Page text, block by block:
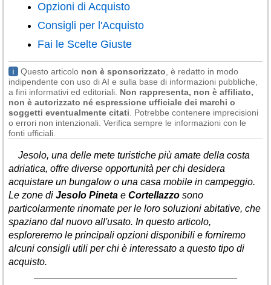
Opzioni di Acquisto
Consigli per l'Acquisto
Fai le Scelte Giuste
ℹ Questo articolo non è sponsorizzato , è redatto in modo
indipendente con uso di AI e sulla base di informazioni pubbliche,
a fini informativi ed editoriali. Non rappresenta, non è affiliato,
non è autorizzato né espressione ufficiale dei marchi o
soggetti eventualmente citati . Potrebbe contenere imprecisioni
o errori non intenzionali. Verifica sempre le informazioni con le
fonti ufficiali.
Jesolo, una delle mete turistiche più amate della costa
adriatica, offre diverse opportunità per chi desidera
acquistare un bungalow o una casa mobile in campeggio.
Le zone di Jesolo Pineta e Cortellazzo sono
particolarmente rinomate per le loro soluzioni abitative, che
spaziano dal nuovo all'usato. In questo articolo,
esploreremo le principali opzioni disponibili e forniremo
alcuni consigli utili per chi è interessato a questo tipo di
acquisto.
Lazio (318)
(190)
Marche(242)
Molise(38)
Piemonte(117)
Puglia(786)
Sardegna(456)
Sicilia(824)
Toscana (450)
Trentino - Alto Adige
(139)
Umbria (102)
Valle d'Aosta(28)